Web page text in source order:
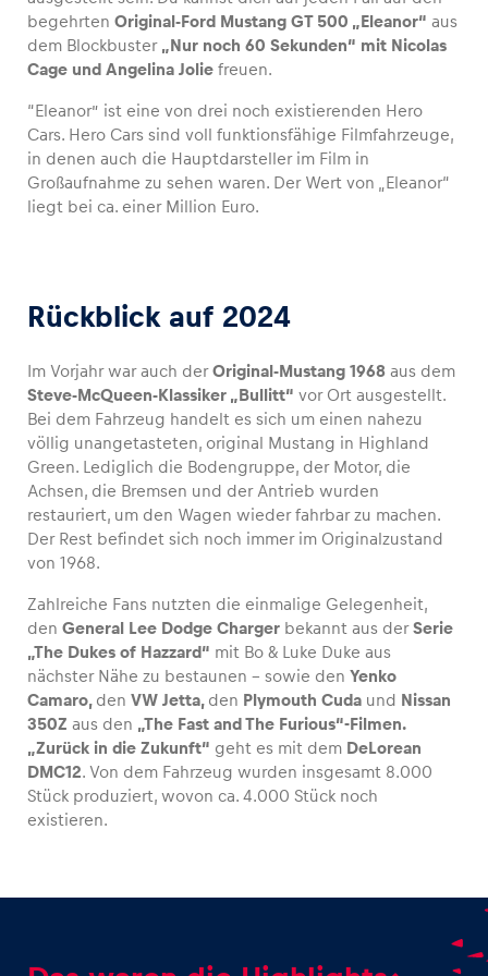
Fahrzeug
Alle anzeigen
Business
Glossar
begehrten Original-Ford Mustang GT 500 „Eleanor“ aus
dem Blockbuster „Nur noch 60 Sekunden“ mit Nicolas
Cage und Angelina Jolie freuen.
“Eleanor” ist eine von drei noch existierenden Hero
Cars. Hero Cars sind voll funktionsfähige Filmfahrzeuge,
in denen auch die Hauptdarsteller im Film in
Großaufnahme zu sehen waren. Der Wert von „Eleanor“
liegt bei ca. einer Million Euro.
Rückblick auf 2024
Im Vorjahr war auch derOriginal-Mustang 1968 aus dem
Steve-McQueen-Klassiker „Bullitt“ vor Ort ausgestellt.
Bei dem Fahrzeug handelt es sich um einen nahezu
völlig unangetasteten, original Mustang in Highland
Green. Lediglich die Bodengruppe, der Motor, die
Achsen, die Bremsen und der Antrieb wurden
restauriert, um den Wagen wieder fahrbar zu machen.
Der Rest befindet sich noch immer im Originalzustand
von 1968.
Zahlreiche Fans nutzten die einmalige Gelegenheit,
den General Lee Dodge Charger bekannt aus derSerie
„The Dukes of Hazzard“ mit Bo & Luke Duke aus
nächster Nähe zu bestaunen – sowie den Yenko
Camaro, den VW Jetta, den Plymouth Cuda und Nissan
350Z aus den „The Fast and The Furious“-Filmen.
„Zurück in die Zukunft“ geht es mit dem DeLorean
DMC12. Von dem Fahrzeug wurden insgesamt 8.000
Stück produziert, wovon ca. 4.000 Stück noch
existieren.